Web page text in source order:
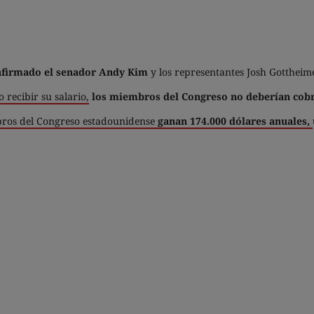
el senador Andy Kim y los representantes Josh
recibir su salario, los miembros del Congreso no deberían
del Congreso estadounidense ganan 174.000 dólares anuales,